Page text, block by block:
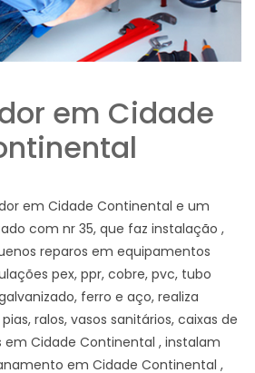
em Cidade
em Cidade Continental e um
com nr 35, que faz instalação ,
reparos em equipamentos
pex, ppr, cobre, pvc, tubo
ferro e aço, realiza
ralos, vasos sanitários, caixas de
Cidade Continental , instalam
em Cidade Continental ,